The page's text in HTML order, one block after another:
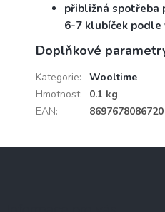
přibližná spotřeba
6-7 klubíček podle
Doplňkové
Kategorie:
Wooltime
Hmotnost:
0.1 kg
EAN: 8697678086720